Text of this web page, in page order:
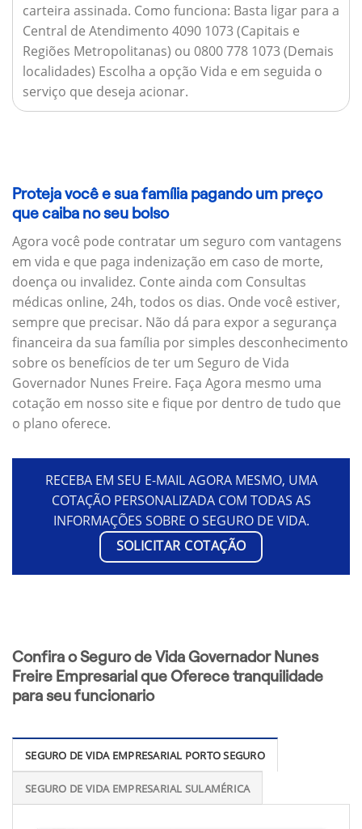
carteira assinada. Como funciona: Basta ligar para a
Central de Atendimento 4090 1073 (Capitais e
Regiões Metropolitanas) ou 0800 778 1073 (Demais
localidades) Escolha a opção Vida e em seguida o
serviço que deseja acionar.
Proteja você e sua família pagando um preço
que caiba no seu bolso
Agora você pode contratar um seguro com vantagens
em vida e que paga indenização em caso de morte,
doença ou invalidez. Conte ainda com Consultas
médicas online, 24h, todos os dias. Onde você estiver,
sempre que precisar. Não dá para expor a segurança
financeira da sua família por simples desconhecimento
sobre os benefícios de ter um Seguro de Vida
Governador Nunes Freire. Faça Agora mesmo uma
cotação em nosso site e fique por dentro de tudo que
o plano oferece.
RECEBA EM SEU E-MAIL AGORA MESMO, UMA
COTAÇÃO PERSONALIZADA COM TODAS AS
INFORMAÇÕES SOBRE O SEGURO DE VIDA.
SOLICITAR COTAÇÃO
Confira o Seguro de Vida Governador Nunes
Freire Empresarial que Oferece tranquilidade
para seu funcionario
SEGURO DE VIDA EMPRESARIAL PORTO SEGURO
SEGURO DE VIDA EMPRESARIAL SULAMÉRICA